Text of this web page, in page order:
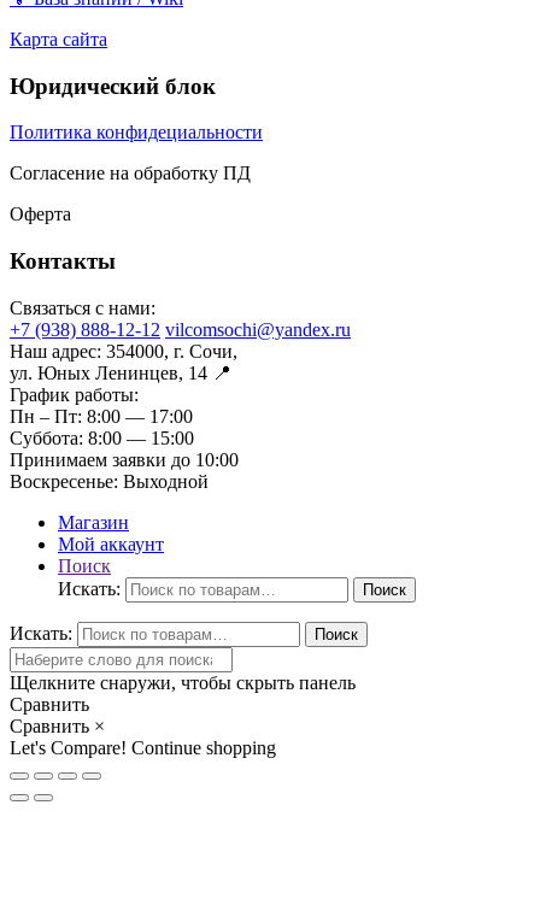
Карта сайта
Юридический блок
Политика конфидециальности
Согласение на обработку ПД
Оферта
Контакты
Связаться с нами:
+7 (938) 888-12-12 vilcomsochi@yandex.ru
Наш адрес: 354000, г. Сочи,
ул. Юных Ленинцев, 14 📍
График работы:
Пн – Пт: 8:00 — 17:00
Суббота: 8:00 — 15:00
Принимаем заявки до 10:00
Воскресенье: Выходной
Магазин
Мой аккаунт
Поиск
Искать:
Поиск
Искать: Поиск
Щелкните снаружи, чтобы скрыть панель
Сравнить
Сравнить ×
Let's Compare! Continue shopping